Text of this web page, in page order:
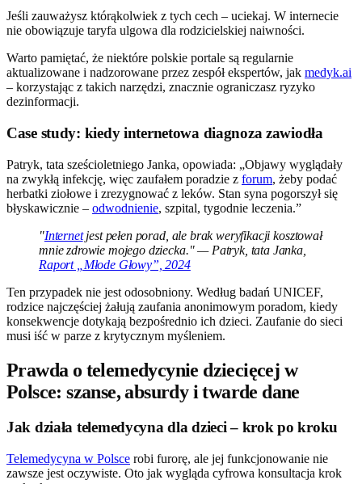
Jeśli zauważysz którąkolwiek z tych cech – uciekaj. W internecie
nie obowiązuje taryfa ulgowa dla rodzicielskiej naiwności.
Warto pamiętać, że niektóre polskie portale są regularnie
aktualizowane i nadzorowane przez zespół ekspertów, jak medyk.ai
– korzystając z takich narzędzi, znacznie ograniczasz ryzyko
dezinformacji.
Case study: kiedy internetowa diagnoza zawiodła
Patryk, tata sześcioletniego Janka, opowiada: „Objawy wyglądały
na zwykłą infekcję, więc zaufałem poradzie z forum, żeby podać
herbatki ziołowe i zrezygnować z leków. Stan syna pogorszył się
błyskawicznie – odwodnienie, szpital, tygodnie leczenia.”
"Internetjest pełen porad, ale brak weryfikacji kosztował
mnie zdrowie mojego dziecka." — Patryk, tata Janka,
Raport „Młode Głowy”, 2024
Ten przypadek nie jest odosobniony. Według badań UNICEF,
rodzice najczęściej żałują zaufania anonimowym poradom, kiedy
konsekwencje dotykają bezpośrednio ich dzieci. Zaufanie do sieci
musi iść w parze z krytycznym myśleniem.
Prawda o telemedycynie dziecięcej w
Polsce: szanse, absurdy i twarde dane
Jak działa telemedycyna dla dzieci – krok po kroku
Telemedycyna w Polsce robi furorę, ale jej funkcjonowanie nie
zawsze jest oczywiste. Oto jak wygląda cyfrowa konsultacja krok